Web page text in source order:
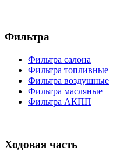
Фильтра
Фильтра салона
Фильтра топливные
Фильтра воздушные
Фильтра масляные
Фильтра АКПП
Ходовая часть